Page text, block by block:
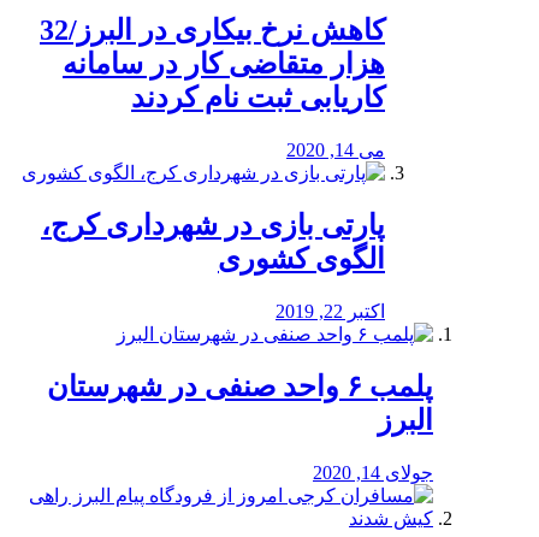
کاهش نرخ بیکاری در البرز/32
هزار متقاضی کار در سامانه
کاریابی ثبت نام کردند
می 14, 2020
پارتی بازی در شهرداری کرج،
الگوی کشوری
اکتبر 22, 2019
پلمب ۶ واحد صنفی در شهرستان
البرز
جولای 14, 2020